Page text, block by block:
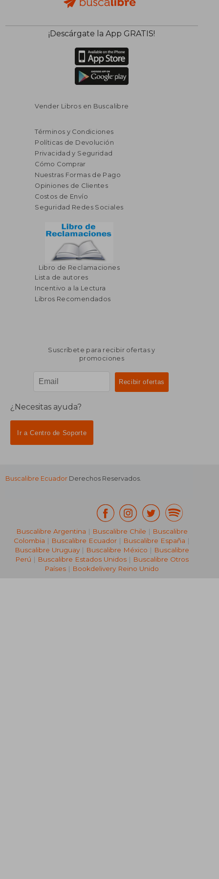
$ 44.61
$ 26.77
45%
dcto.
40%
dcto.
$ 39.46
$ 23.68
¡Descárgate la App GRATIS!
Vender Libros en Buscalibre
Términos y Condiciones
Políticas de Devolución
Privacidad y Seguridad
Cómo Comprar
Nuestras Formas de Pago
Opiniones de Clientes
Costos de Envío
Seguridad Redes Sociales
Libro de Reclamaciones
Lista de autores
Incentivo a la Lectura
Libros Recomendados
Suscríbete para recibir ofertas y
promociones
¿Necesitas ayuda?
Ir a Centro de Soporte
Buscalibre Ecuador Derechos Reservados.
Buscalibre Argentina | Buscalibre Chile | Buscalibre
Colombia | Buscalibre Ecuador | Buscalibre España |
Buscalibre Uruguay| Buscalibre México | Buscalibre
Perú | Buscalibre Estados Unidos| Buscalibre Otros
Países | Bookdelivery Reino Unido